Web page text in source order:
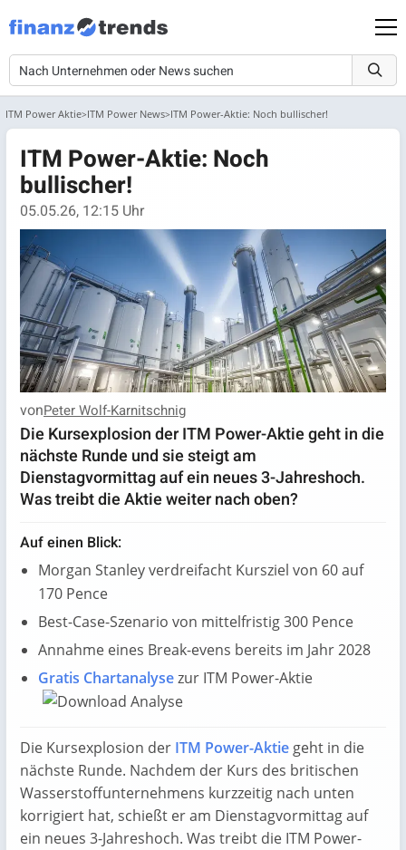
ITM Power Aktie ITM Power News ITM Power-Aktie: Noch bullischer!
ITM Power-Aktie: Noch
bullischer!
05.05.26, 12:15 Uhr
vonPeter Wolf-Karnitschnig
Die Kursexplosion der ITM Power-Aktie geht in die
nächste Runde und sie steigt am
Dienstagvormittag auf ein neues 3-Jahreshoch.
Was treibt die Aktie weiter nach oben?
Auf einen Blick:
Morgan Stanley verdreifacht Kursziel von 60 auf
170 Pence
Best-Case-Szenario von mittelfristig 300 Pence
Annahme eines Break-evens bereits im Jahr 2028
Gratis Chartanalysezur ITM Power-Aktie
Die Kursexplosion der ITM Power-Aktie geht in die
nächste Runde. Nachdem der Kurs des britischen
Wasserstoffunternehmens kurzzeitig nach unten
korrigiert hat, schießt er am Dienstagvormittag auf
ein neues 3-Jahreshoch. Was treibt die ITM Power-